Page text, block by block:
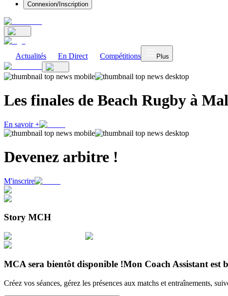
Connexion/Inscription
Actualités En Direct Compétitions Plus
Les finales de Beach Rugby à
En savoir +
Devenez arbitre !
M'inscrire
Story MCH
MCA sera bientôt disponible !Mon Coach Assistant est
Créez vos séances, gérez les présences aux matchs et entraînements,